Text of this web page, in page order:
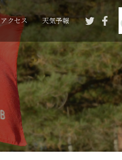
アクセス 天気予報